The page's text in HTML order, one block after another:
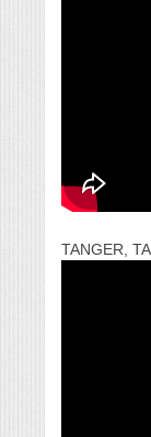
TANGER,